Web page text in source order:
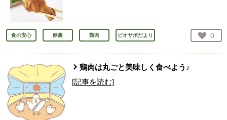
食の安心 酪農 鶏肉 ビオサポだより お気
0
人
鶏肉は丸ごと美味しく食べよう♪
[記事を読む]